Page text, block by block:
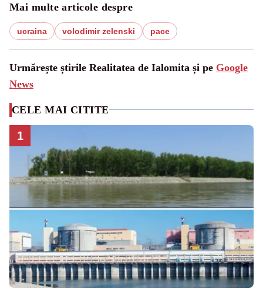
Mai multe articole despre
ucraina volodimir zelenski pace
Urmărește știrile Realitatea de Ialomita și pe Google
News
CELE MAI CITITE
1